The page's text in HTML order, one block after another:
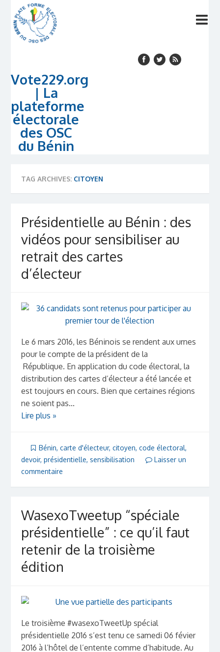
Vote229.org
| La
plateforme
électorale
des OSC
du Bénin
TAG ARCHIVES: CITOYEN
Présidentielle au Bénin : des
vidéos pour sensibiliser au
retrait des cartes
d’électeur
Le 6 mars 2016, les Béninois se rendent aux urnes
pour le compte de la président de la
République. En application du code électoral, la
distribution des cartes d’électeur a été lancée et
est toujours en cours. Bien que certaines régions
ne soient pas...
Lire plus »
Bénin, carte d'électeur, citoyen, code électoral,
devoir, présidentielle, sensibilisation
Laisser un
commentaire
WasexoTweetup “spéciale
présidentielle” : ce qu’il faut
retenir de la troisième
édition
Le troisième #wasexoTweetUp spécial
présidentielle 2016 s’est tenu ce samedi 06 févier
2016 à l’hôtel de l’entente comme d’habitude. Au